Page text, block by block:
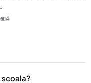
4
scoala?